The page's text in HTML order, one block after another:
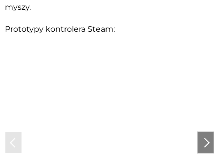
myszy.
Prototypy kontrolera Steam: